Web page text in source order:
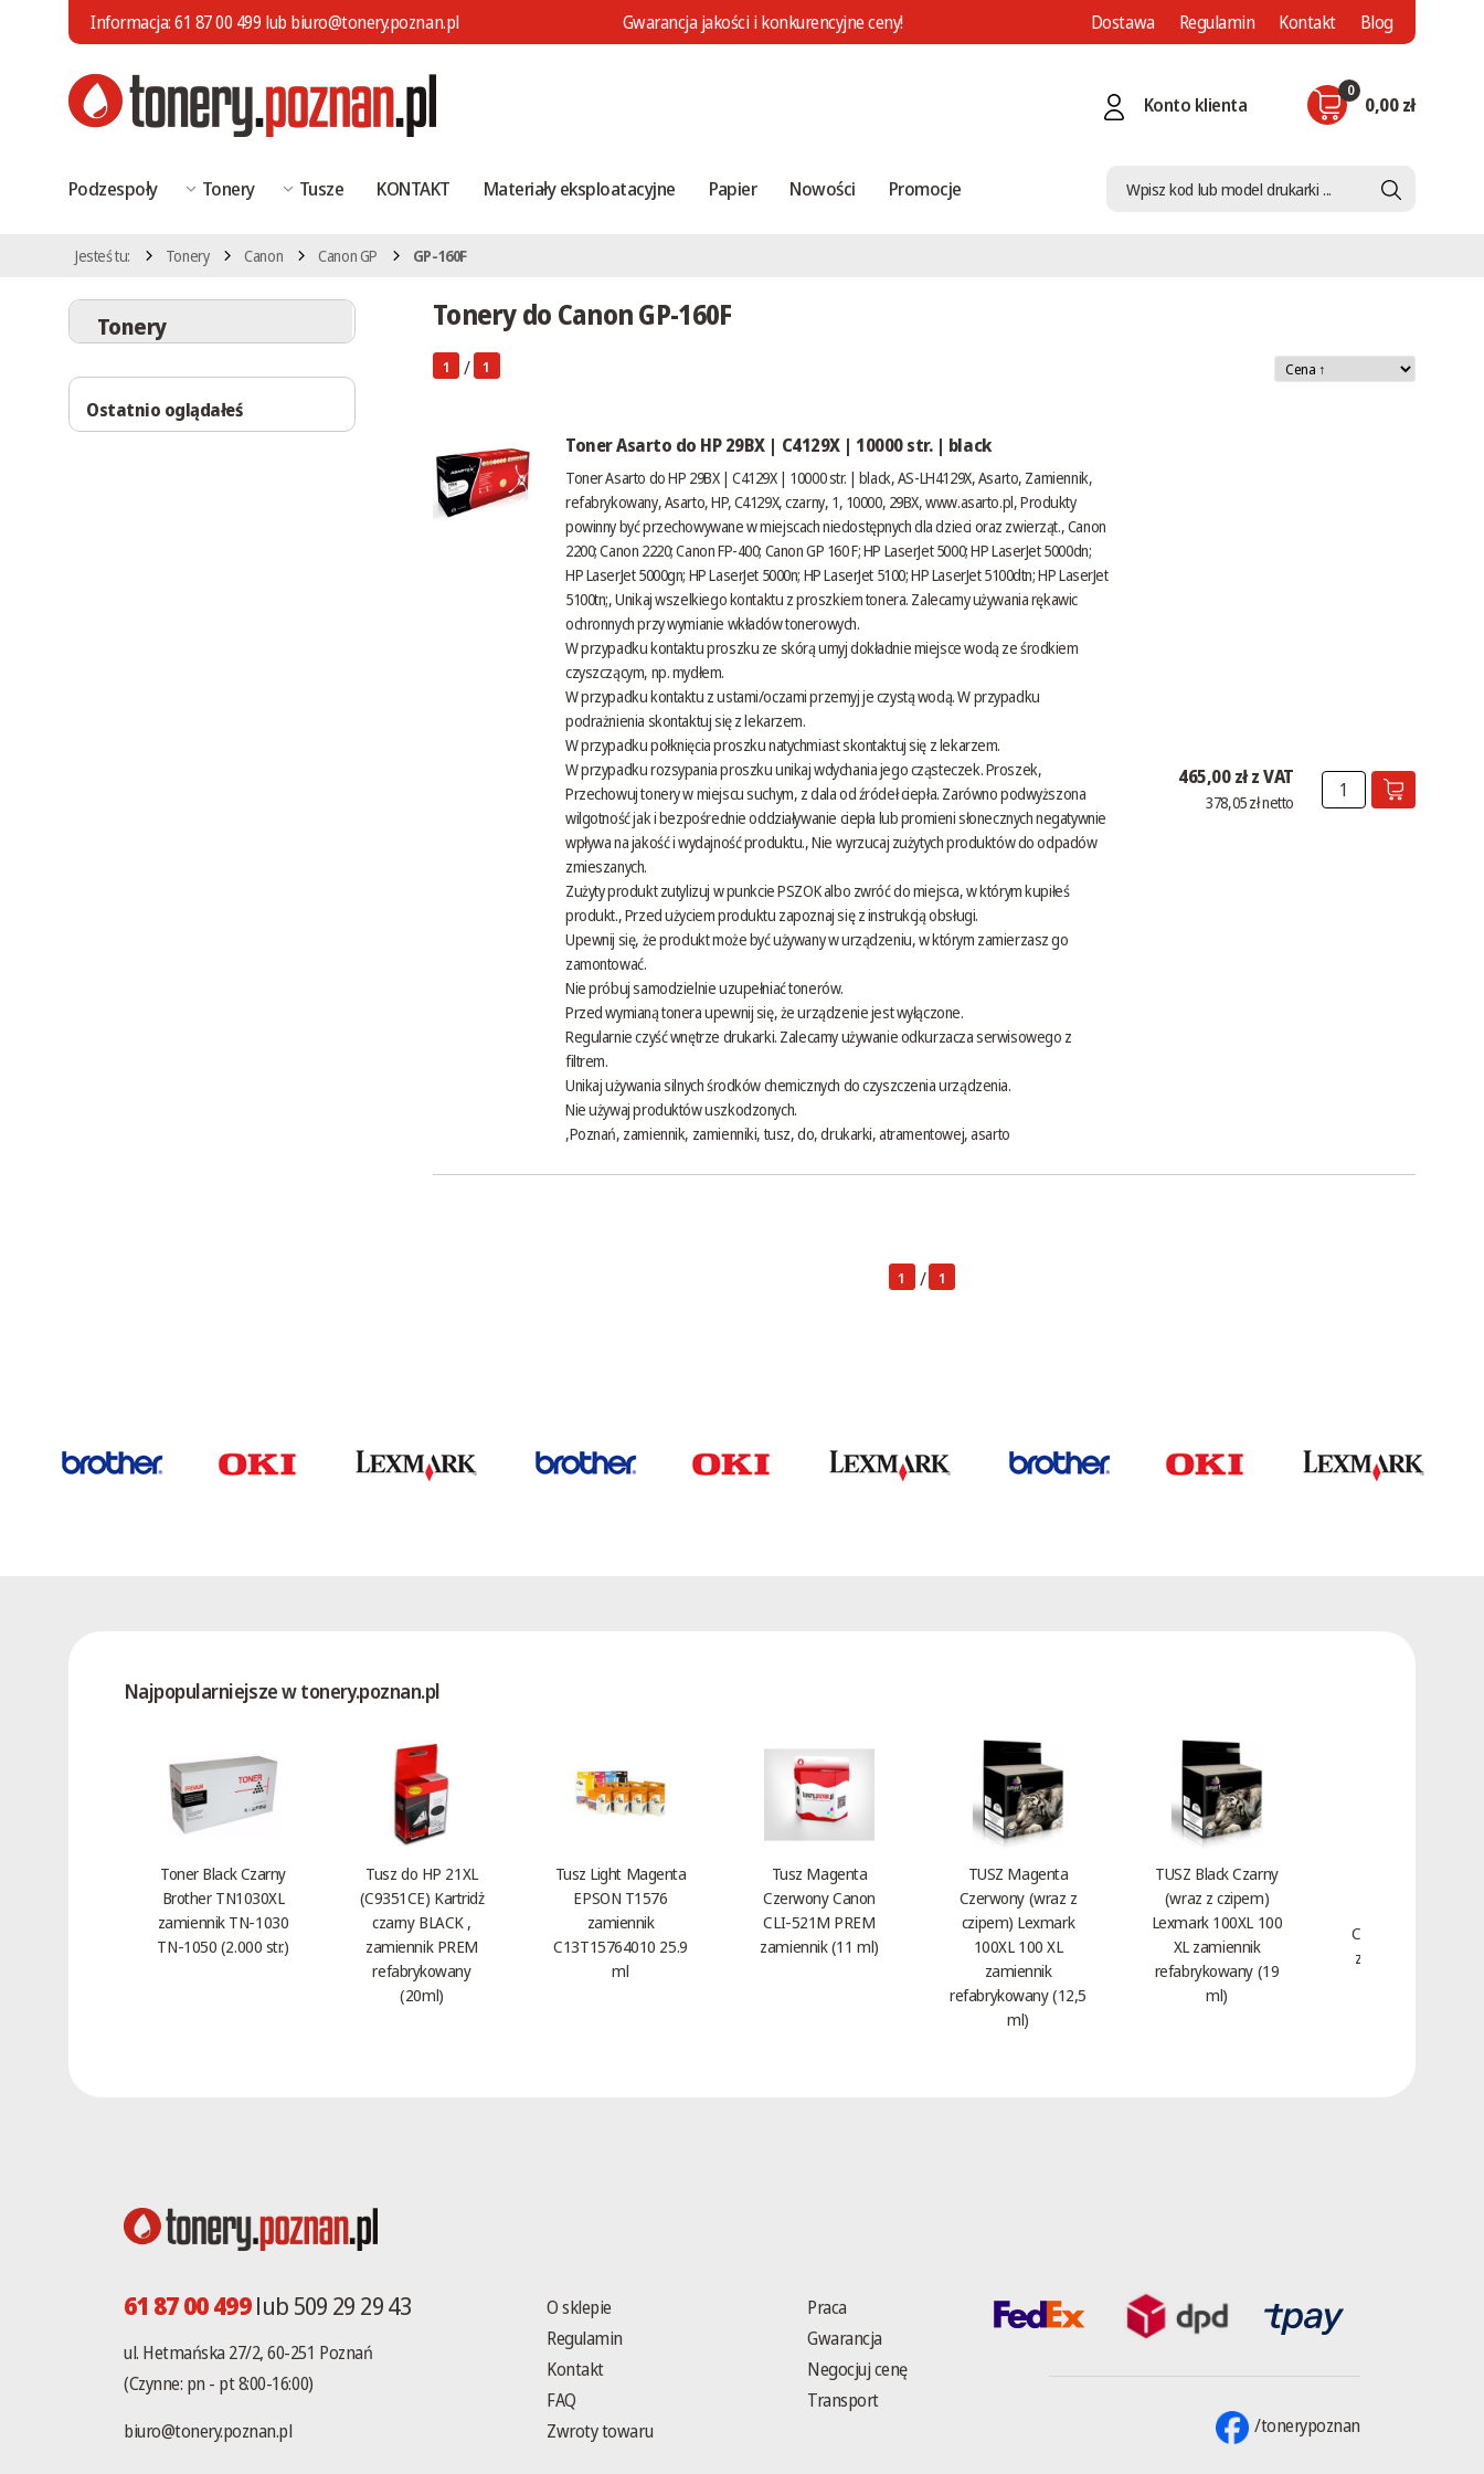
Informacja:61 87 00 499 lub biuro@tonery.poznan.pl Gwarancja jakości i konkurencyjne ceny! Dostawa Regulamin Kontakt Blog
Konto klienta
0
0,00 zł
Podzespoły Tonery Tusze KONTAKT Materiały eksploatacyjne Papier Nowości Promocje
Jesteś tu: Tonery Canon Canon GP GP-160F
Tonery do Canon GP-160F
1 / 1
Toner Asarto do HP 29BX | C4129X | 10000 str. | black
Toner Asarto do HP 29BX | C4129X | 10000 str. | black, AS-LH4129X, Asarto, Zamiennik,
refabrykowany, Asarto, HP, C4129X, czarny, 1, 10000, 29BX,www.asarto.pl, Produkty
powinny być przechowywane w miejscach niedostępnych dla dzieci oraz zwierząt., Canon
2200; Canon 2220; Canon FP-400; Canon GP 160 F; HP LaserJet 5000; HP LaserJet 5000dn;
HP LaserJet 5000gn; HP LaserJet 5000n; HP LaserJet 5100; HP LaserJet 5100dtn; HP LaserJet
5100tn;, Unikaj wszelkiego kontaktu z proszkiem tonera. Zalecamy używania rękawic
ochronnych przy wymianie wkładów tonerowych.
W przypadku kontaktu proszku ze skórą umyj dokładnie miejsce wodą ze środkiem
czyszczącym, np. mydłem.
W przypadku kontaktu z ustami/oczami przemyj je czystą wodą. W przypadku
podrażnienia skontaktuj się z lekarzem.
W przypadku połknięcia proszku natychmiast skontaktuj się z lekarzem.
W przypadku rozsypania proszku unikaj wdychania jego cząsteczek. Proszek,
Przechowuj tonery w miejscu suchym, z dala od źródeł ciepła. Zarówno podwyższona
wilgotność jak i bezpośrednie oddziaływanie ciepła lub promieni słonecznych negatywnie
wpływa na jakość i wydajność produktu., Nie wyrzucaj zużytych produktów do odpadów
zmieszanych.
Zużyty produkt zutylizuj w punkcie PSZOK albo zwróć do miejsca, w którym kupiłeś
produkt., Przed użyciem produktu zapoznaj się z instrukcją obsługi.
Upewnij się, że produkt może być używany w urządzeniu, w którym zamierzasz go
zamontować.
Nie próbuj samodzielnie uzupełniać tonerów.
Przed wymianą tonera upewnij się, że urządzenie jest wyłączone.
Regularnie czyść wnętrze drukarki. Zalecamy używanie odkurzacza serwisowego z
filtrem.
Unikaj używania silnych środków chemicznych do czyszczenia urządzenia.
Nie używaj produktów uszkodzonych.
,Poznań, zamiennik, zamienniki, tusz, do, drukarki, atramentowej, asarto
465,00 zł z VAT
378,05 zł netto
1 / 1
Tonery
Ostatnio oglądałeś
Najpopularniejsze w tonery.poznan.pl
Toner Black Czarny
Brother TN1030XL
zamiennik TN-1030
TN-1050 (2.000 str.)
Tusz do HP 21XL
(C9351CE) Kartridż
czarny BLACK ,
zamiennik PREM
refabrykowany
(20ml)
Tusz Light Magenta
EPSON T1576
zamiennik
C13T15764010 25.9
ml
Tusz Magenta
Czerwony Canon
CLI-521M PREM
zamiennik (11 ml)
TUSZ Magenta
Czerwony (wraz z
czipem) Lexmark
100XL 100 XL
zamiennik
refabrykowany (12,5
ml)
TUSZ Black Czarny
(wraz z czipem)
Lexmark 100XL 100
XL zamiennik
refabrykowany (19
ml)
Czerwony HP 312A
zamiennik CF383A
61 87 00 499lub 509 29 29 43
ul. Hetmańska 27/2, 60-251 Poznań
(Czynne: pn - pt 8:00-16:00)
biuro@tonery.poznan.pl
O sklepie
Regulamin
Kontakt
FAQ
Zwroty towaru
Praca
Gwarancja
Negocjuj cenę
Transport
/tonerypoznan